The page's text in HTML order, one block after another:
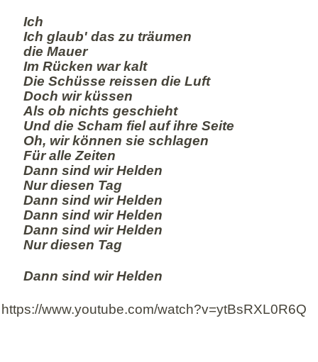
Ich
Ich glaub' das zu träumen
die Mauer
Im Rücken war kalt
Die Schüsse reissen die Luft
Doch wir küssen
Als ob nichts geschieht
Und die Scham fiel auf ihre Seite
Oh, wir können sie schlagen
Für alle Zeiten
Dann sind wir Helden
Nur diesen Tag
Dann sind wir Helden
Dann sind wir Helden
Dann sind wir Helden
Nur diesen Tag
Dann sind wir Helden
https://www.youtube.com/watch?v=ytBsRXL0R6Q